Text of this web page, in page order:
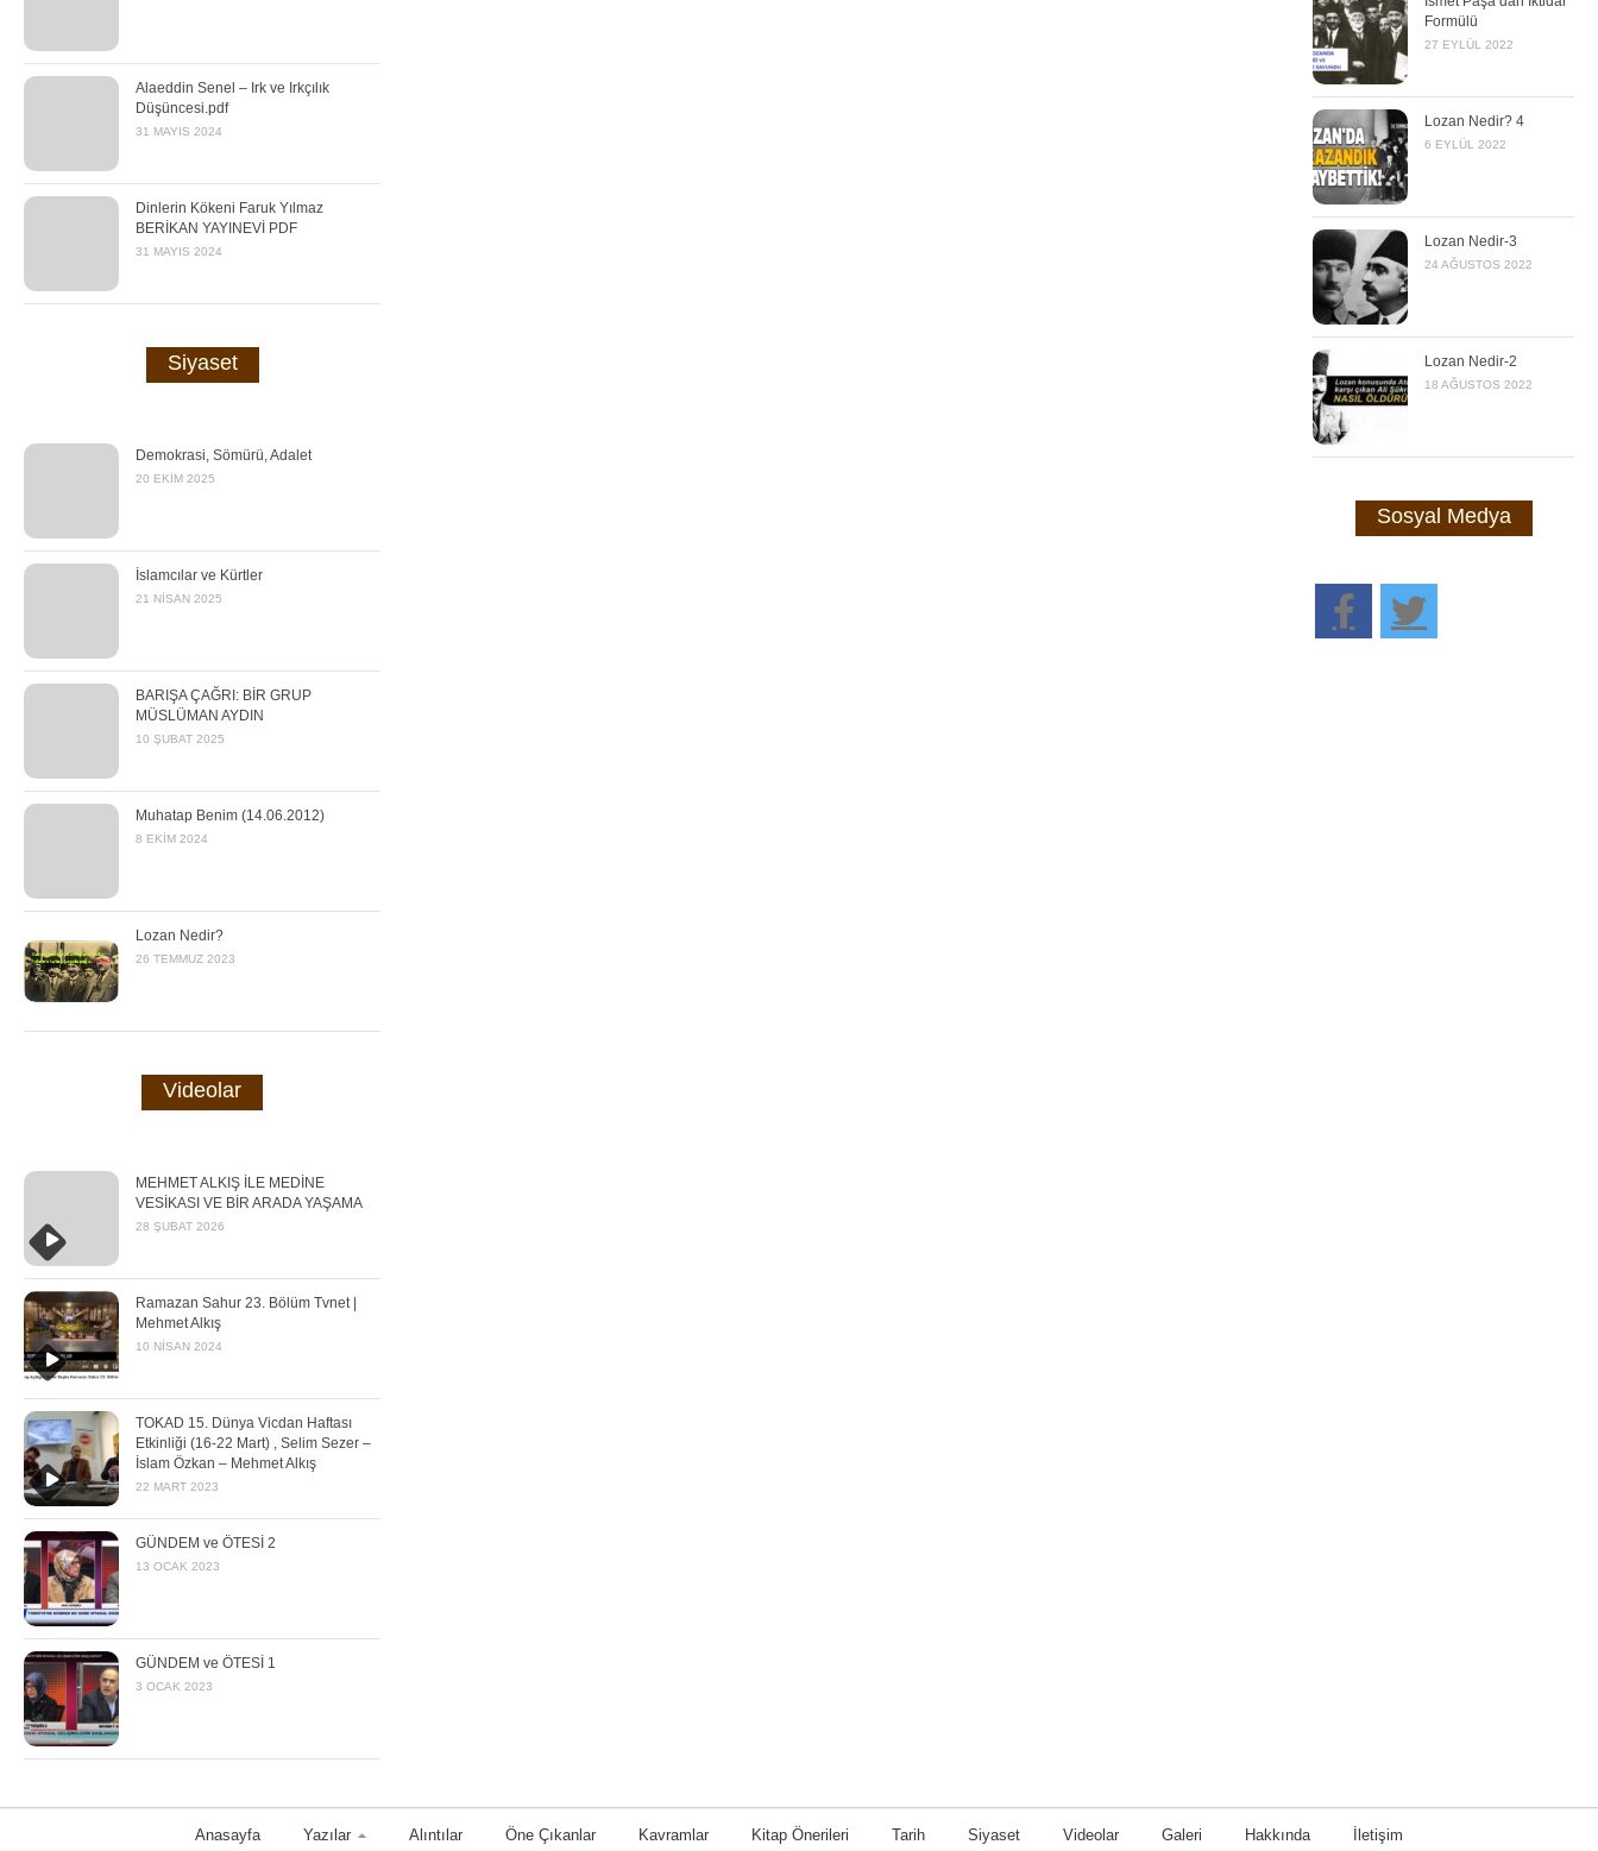
Alaeddin Senel – Irk ve Irkçılık
Düşüncesi.pdf
31 MAYIS 2024
Dinlerin Kökeni Faruk Yılmaz
BERİKAN YAYINEVİ PDF
31 MAYIS 2024
Siyaset
Demokrasi, Sömürü, Adalet
20 EKIM 2025
İslamcılar ve Kürtler
21 NISAN 2025
BARIŞA ÇAĞRI: BİR GRUP
MÜSLÜMAN AYDIN
10 ŞUBAT 2025
Muhatap Benim (14.06.2012)
8 EKIM 2024
Lozan Nedir?
26 TEMMUZ 2023
Videolar
MEHMET ALKIŞ İLE MEDİNE
VESİKASI VE BİR ARADA YAŞAMA
28 ŞUBAT 2026
Ramazan Sahur 23. Bölüm Tvnet |
Mehmet Alkış
10 NISAN 2024
TOKAD 15. Dünya Vicdan Haftası
Etkinliği (16-22 Mart) , Selim Sezer –
İslam Özkan – Mehmet Alkış
22 MART 2023
GÜNDEM ve ÖTESİ 2
13 OCAK 2023
GÜNDEM ve ÖTESİ 1
3 OCAK 2023
Formülü
27 EYLÜL 2022
Lozan Nedir? 4
6 EYLÜL 2022
Lozan Nedir-3
24 AĞUSTOS 2022
Lozan Nedir-2
18 AĞUSTOS 2022
Sosyal Medya
Anasayfa Yazılar Alıntılar Öne Çıkanlar Kavramlar Kitap Önerileri Tarih Siyaset Videolar Galeri Hakkında İletişim